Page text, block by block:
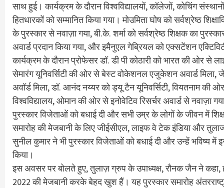
साथ हुई। कार्यक्रम के दौरान विश्वविद्यालयों, कॉलेजों, कोचिंग
हितधारकों को सम्मानित किया गया। मोउमिता घोष को सर्वश्रेष्ठ
के पुरस्कार से नवाज़ा गया, बी.के. शर्मा को सर्वश्रेष्ठ शिक्षक का
अवार्ड प्रदान किया गया, और इमैनुएल गेब्रियल को एक्सटेंशन
कार्यक्रम के दौरान प्रोफेसर डॉ. डी पी कोठारी को भारत की ओर से
सेमारंग यूनिवर्सिटी की ओर से बेस्ट वोकेशनल एजुकेशन अवार्ड मिला,
अवॉर्ड मिला, डॉ. आनंद नय्यर को ड्यू टैन यूनिवर्सिटी, वियतनाम की
विश्वविद्यालय, ओमान की ओर से इनोवेटिव रिसर्चर अवार्ड से
पुरस्कार विजेताओं को बधाई दी और सभी उम्र के लोगों के जीवन में
समारोह की मेजबानी के लिए जीईसीएल, लाइफ वे टेक इंडिया और
सुनील कुमार ने भी पुरस्कार विजेताओं को बधाई दी और उन्हें भविष्य
किया।
इस अवसर पर बोलते हुए, तुलाज़ ग्रुप के उपाध्यक्ष, रौनक जैन ने कहा,
2022 की मेजबानी करके बेहद खुश हैं। यह पुरस्कार समारोह